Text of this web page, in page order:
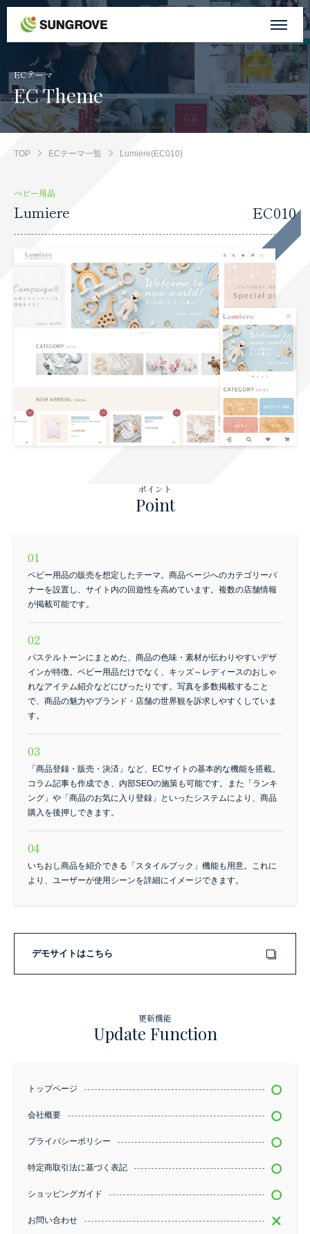
ECテーマ
EC Theme
TOP ECテーマ一覧 Lumiere(EC010)
ベビー用品
Lumiere EC010
ポイント
Point
ベビー用品の販売を想定したテーマ。商品ページへのカテゴリーバ
ナーを設置し、サイト内の回遊性を高めています。複数の店舗情報
が掲載可能です。
パステルトーンにまとめた、商品の色味・素材が伝わりやすいデザ
インが特徴。ベビー用品だけでなく、キッズ～レディースのおしゃ
れなアイテム紹介などにぴったりです。写真を多数掲載すること
で、商品の魅力やブランド・店舗の世界観を訴求しやすくしていま
す。
「商品登録・販売・決済」など、ECサイトの基本的な機能を搭載。
コラム記事も作成でき、内部SEOの施策も可能です。また「ランキ
ング」や「商品のお気に入り登録」といったシステムにより、商品
購入を後押しできます。
いちおし商品を紹介できる「スタイルブック」機能も用意。これに
より、ユーザーが使用シーンを詳細にイメージできます。
デモサイトはこちら
更新機能
Update Function
トップページ
会社概要
プライバシーポリシー
特定商取引法に基づく表記
ショッピングガイド
お問い合わせ
サングローブについて
事業内容
制作実績
お客様の声
自社メディア
採用情報
お問い合わせ